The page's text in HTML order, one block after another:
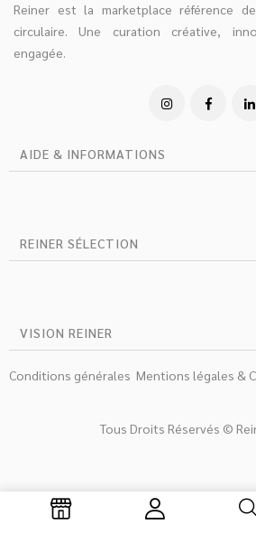
Reiner est la marketplace référence
circulaire. Une curation créative,
engagée.
AIDE & INFORMATIONS
REINER SÉLECTION
VISION REINER
Conditions générales Mentions légales &
Tous Droits Réservés ©